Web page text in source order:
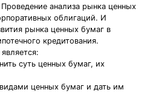
анализа рынка ценных
облигаций. И
рынка ценных бумаг в
кредитования.
суть ценных бумаг, их
ценных бумаг и дать им